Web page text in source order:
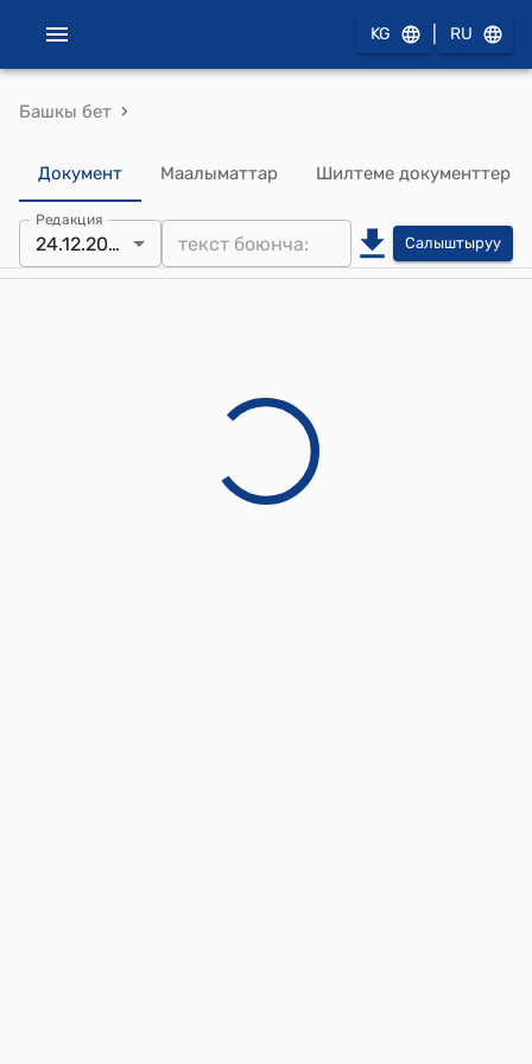
KG RU
Башкы бет ›
Документ Маалыматтар Шилтеме документтер
Редакция
24.12.2025 Салыштыруу